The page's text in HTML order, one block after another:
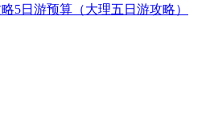
5日游预算（大理五日游攻略）